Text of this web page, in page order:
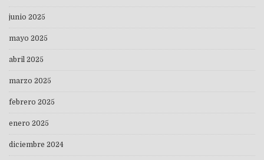
junio 2025
mayo 2025
abril 2025
marzo 2025
febrero 2025
enero 2025
diciembre 2024